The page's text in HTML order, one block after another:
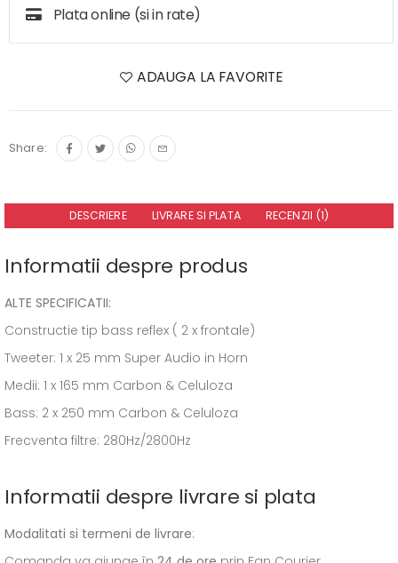
Plata online (si in rate)
ADAUGA LA FAVORITE
Share:
DESCRIERE LIVRARE SI PLATA RECENZII (1)
Informatii despre produs
ALTE SPECIFICATII:
Constructie tip bass reflex ( 2 x frontale)
Tweeter: 1 x 25 mm Super Audio in Horn
Medii: 1 x 165 mm Carbon & Celuloza
Bass: 2 x 250 mm Carbon & Celuloza
Frecventa filtre: 280Hz/2800Hz
Informatii despre livrare si plata
Modalitati si termeni de livrare: